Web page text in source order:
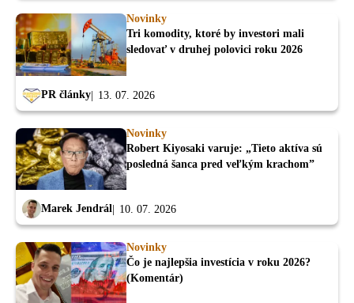
Novinky
Tri komodity, ktoré by investori mali
sledovať v druhej polovici roku 2026
PR články 13. 07. 2026
Novinky
Robert Kiyosaki varuje: „Tieto aktíva sú
posledná šanca pred veľkým krachom”
Marek Jendrál 10. 07. 2026
Novinky
Čo je najlepšia investícia v roku 2026?
(Komentár)